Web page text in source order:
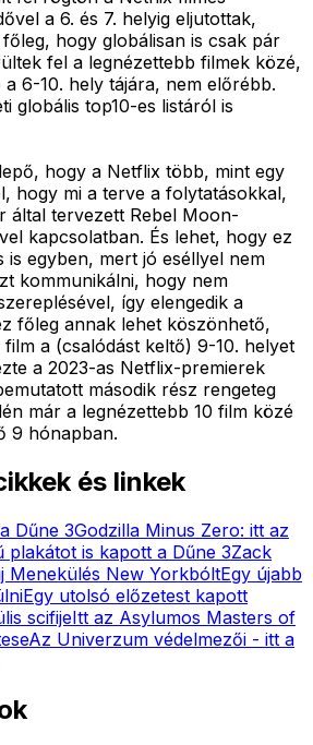
a 6. és 7. helyig eljutottak,
hogy globálisan is csak pár
fel a legnézettebb filmek közé,
6-10. hely tájára, nem előrébb.
globális top10-es listáról is
hogy a Netflix több, mint egy
hogy mi a terve a folytatásokkal,
által tervezett Rebel Moon-
kapcsolatban. És lehet, hogy ez
is egyben, mert jó eséllyel nem
kommunikálni, hogy nem
így elengedik a
főleg annak lehet köszönhető,
a (csalódást keltő) 9-10. helyet
a 2023-as Netflix-premierek
második rész rengeteg
már a legnézettebb 10 film közé
9 hónapban.
és linkek
Dűne 3Godzilla Minus Zero: itt az
plakátot is kapott a Dűne 3Zack
Menekülés New YorkbóltEgy újabb
Egy utolsó előzetest kapott
scifijeItt az Asylumos Masters of
Az Univerzum védelmezői - itt a